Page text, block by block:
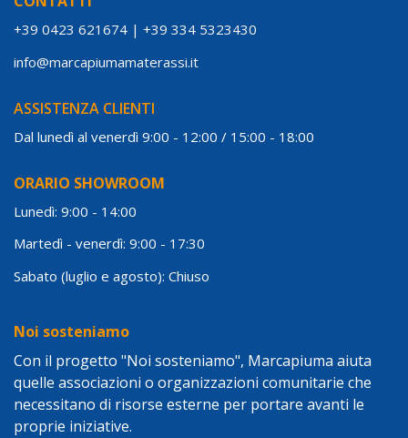
+39 0423 621674 | +39 334 5323430
info@marcapiumamaterassi.it
ASSISTENZA CLIENTI
Dal lunedì al venerdì 9:00 - 12:00 / 15:00 - 18:00
ORARIO SHOWROOM
Lunedì: 9:00 - 14:00
Martedì - venerdì: 9:00 - 17:30
Sabato (luglio e agosto): Chiuso
Noi sosteniamo
Con il progetto "Noi sosteniamo", Marcapiuma aiuta
quelle associazioni o organizzazioni comunitarie che
necessitano di risorse esterne per portare avanti le
proprie iniziative.